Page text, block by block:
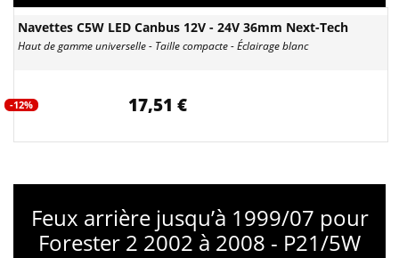
Navettes C5W LED Canbus 12V - 24V 36mm Next-Tech
Haut de gamme universelle - Taille compacte - Éclairage blanc
-12% 17,51 €
Feux arrière jusqu’à 1999/07 pour
Forester 2 2002 à 2008 - P21/5W